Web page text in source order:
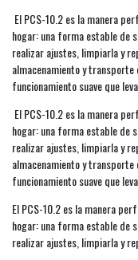
El PCS-10.2 es la manera
hogar: una forma estable de
realizar ajustes, limpiarla y
almacenamiento y
funcionamiento suave que
El PCS-10.2 es la manera
hogar: una forma estable de
realizar ajustes, limpiarla y
almacenamiento y
funcionamiento suave que
El PCS-10.2 es la manera
hogar: una forma estable de
realizar ajustes, limpiarla y